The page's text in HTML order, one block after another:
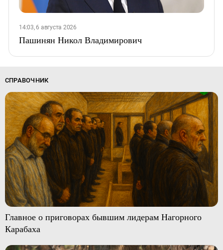
14:03, 6 августа 2026
Пашинян Никол Владимирович
СПРАВОЧНИК
Главное о приговорах бывшим лидерам Нагорного
Карабаха